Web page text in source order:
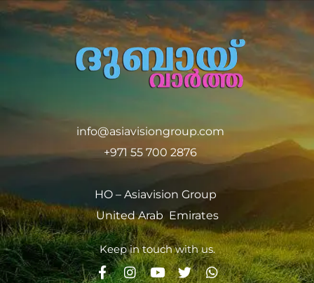
info@asiavisiongroup.com
+971 55 700 2876
HO – Asiavision Group
United Arab Emirates
Keep in touch with us.